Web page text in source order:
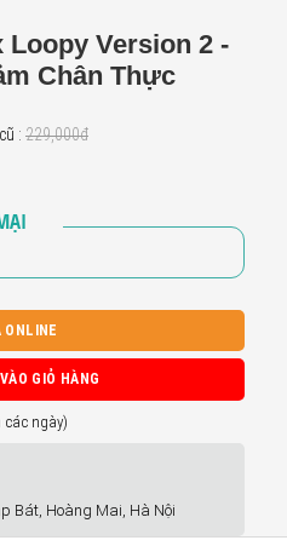
Loopy Version 2 -
Chân Thực
: 229,000đ
ONLINE
GIỎ HÀNG
các ngày)
Bát, Hoàng Mai, Hà Nội